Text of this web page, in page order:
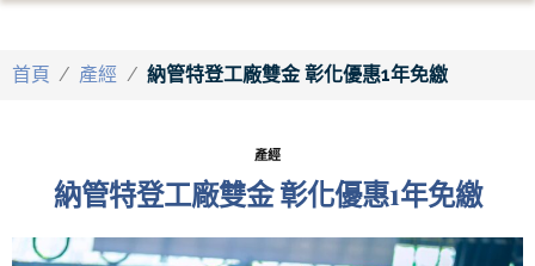
首頁 / 產經 / 納管特登工廠雙金 彰化優惠1年免繳
產經
納管特登工廠雙金 彰化優惠1年免繳